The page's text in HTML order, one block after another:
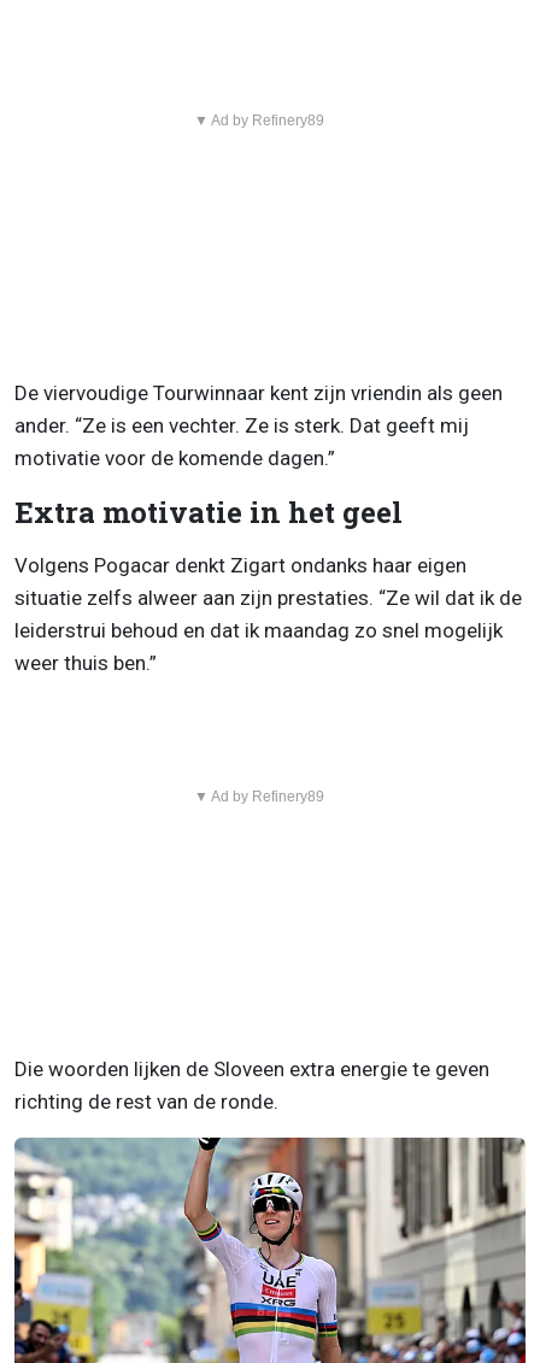
▼ Ad by Refinery89
De viervoudige Tourwinnaar kent zijn vriendin als geen
ander. “Ze is een vechter. Ze is sterk. Dat geeft mij
motivatie voor de komende dagen.”
Extra motivatie in het geel
Volgens Pogacar denkt Zigart ondanks haar eigen
situatie zelfs alweer aan zijn prestaties. “Ze wil dat ik de
leiderstrui behoud en dat ik maandag zo snel mogelijk
weer thuis ben.”
▼ Ad by Refinery89
Die woorden lijken de Sloveen extra energie te geven
richting de rest van de ronde.